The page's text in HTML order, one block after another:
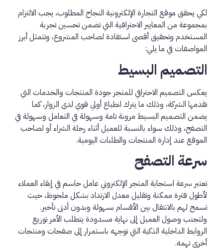
لكي يحقق موقع التجارة الإلكترونية النجاح المطلوب، يجب الالتزام
بمجموعة من المعايير الاحترافية التي تضمن تحسين تجربة
المستخدم وتحقيق أقصى استفادة لصاحب المشروع، وتتمثل أبرز
المواصفات في ما يلي:
التصميم البسيط
يعكس التصميم الاحترافي للمتجر جودة المنتجات والخدمات التي
تقدمها الشركة، وذلك ما يترك انطباع أولي قوي لدى الزوار، كما
يضمن التصميم البسيط مرونة تامة وسهولة في التعامل وسهولة في
التصفح، وذلك سواء بالنسبة للعميل أثناء رحلة الشراء أو لصاحب
الموقع عند إدارة المنتجات والطلبات اليومية.
سرعة التصفح
تعتبر سرعة استجابة المتجر الإلكتروني عامل حاسم في إبقاء العملاء
لأطول فترة ممكنة وتقليل معدل الارتداد بشكل ملحوظ، حيث
تسمح لهم بالانتقال بين الأقسام بسهولة وبدون أدنى تأخير.
ولتجنب وصول العميل إلى نهاية مسدودة يتطلب الأمر توزيع
الروابط الداخلية الذكية التي توجهه باستمرار إلى صفحات ومنتجات
أخرى تهمه.